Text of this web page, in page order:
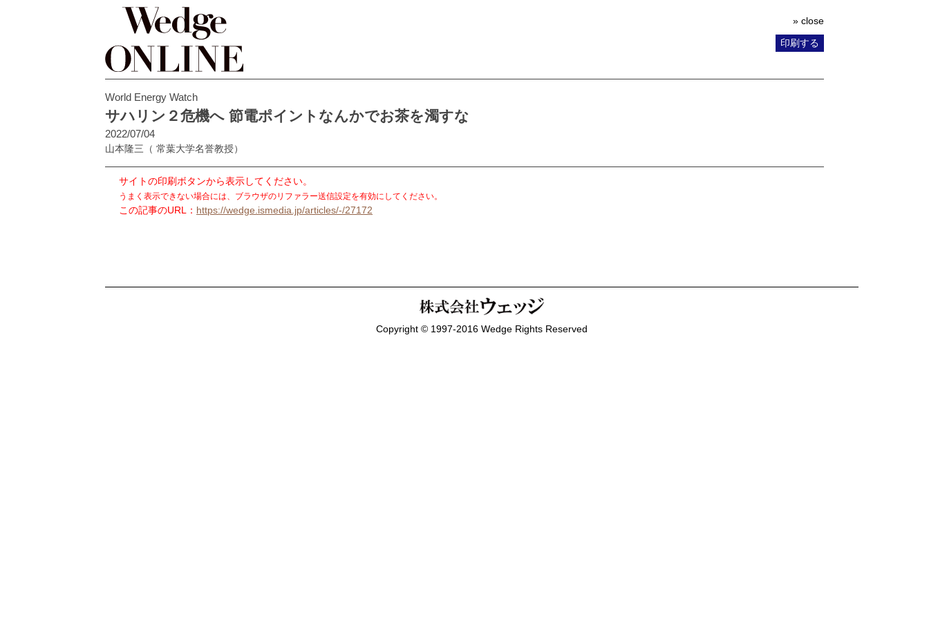
» close
印刷する
World Energy Watch
サハリン２危機へ 節電ポイントなんかでお茶を濁すな
2022/07/04
山本隆三 （ 常葉大学名誉教授）
サイトの印刷ボタンから表示してください。
うまく表示できない場合には、ブラウザのリファラー送信設定を有効にしてください。
この記事のURL： https://wedge.ismedia.jp/articles/-/27172
Copyright © 1997-2016 Wedge Rights Reserved